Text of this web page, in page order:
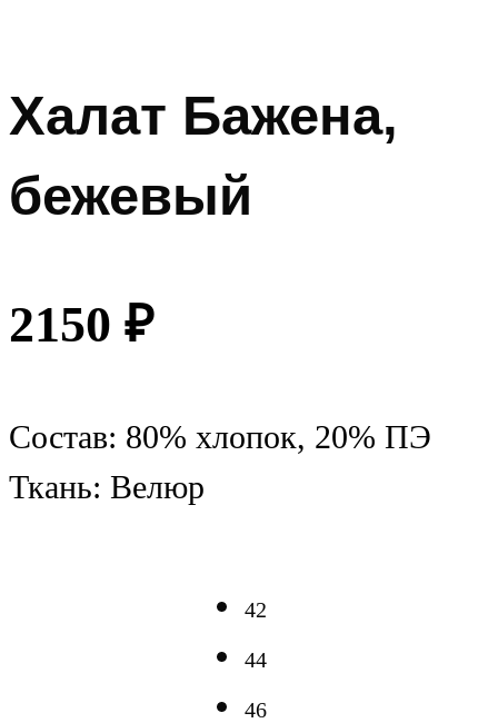
Халат Бажена,
бежевый
2150 ₽
Состав: 80% хлопок, 20% ПЭ
Ткань: Велюр
42
44
46